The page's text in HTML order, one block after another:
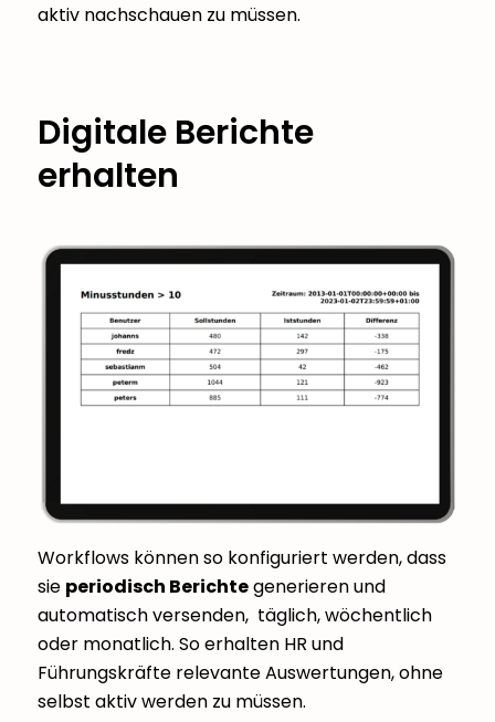
aktiv nachschauen zu müssen.
Digitale Berichte
erhalten
Workflows können so konfiguriert werden, dass
sie periodisch Berichtegenerieren und
automatisch versenden, täglich, wöchentlich
oder monatlich. So erhalten HR und
Führungskräfte relevante Auswertungen, ohne
selbst aktiv werden zu müssen.